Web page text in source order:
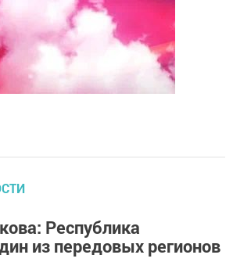
Республика
из передовых регионов